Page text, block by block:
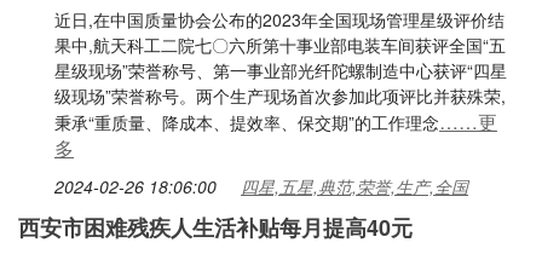
近日,在中国质量协会公布的2023年全国现场管理星级评价结
果中,航天科工二院七〇六所第十事业部电装车间获评全国“五
星级现场”荣誉称号、第一事业部光纤陀螺制造中心获评“四星
级现场”荣誉称号。两个生产现场首次参加此项评比并获殊荣,
秉承“重质量、降成本、提效率、保交期”的工作理念……更
多
2024-02-26 18:06:00 四星,五星,典范,荣誉,生产,全国
西安市困难残疾人生活补贴每月提高40元